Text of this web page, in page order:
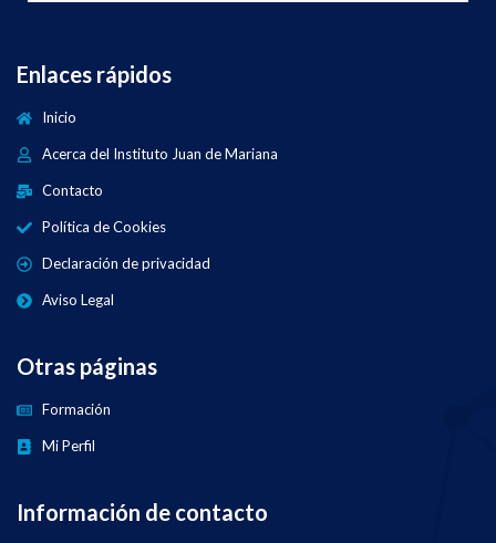
Enlaces rápidos
Inicio
Acerca del Instituto Juan de Mariana
Contacto
Política de Cookies
Declaración de privacidad
Aviso Legal
Otras páginas
Formación
Mi Perfil
Información de contacto